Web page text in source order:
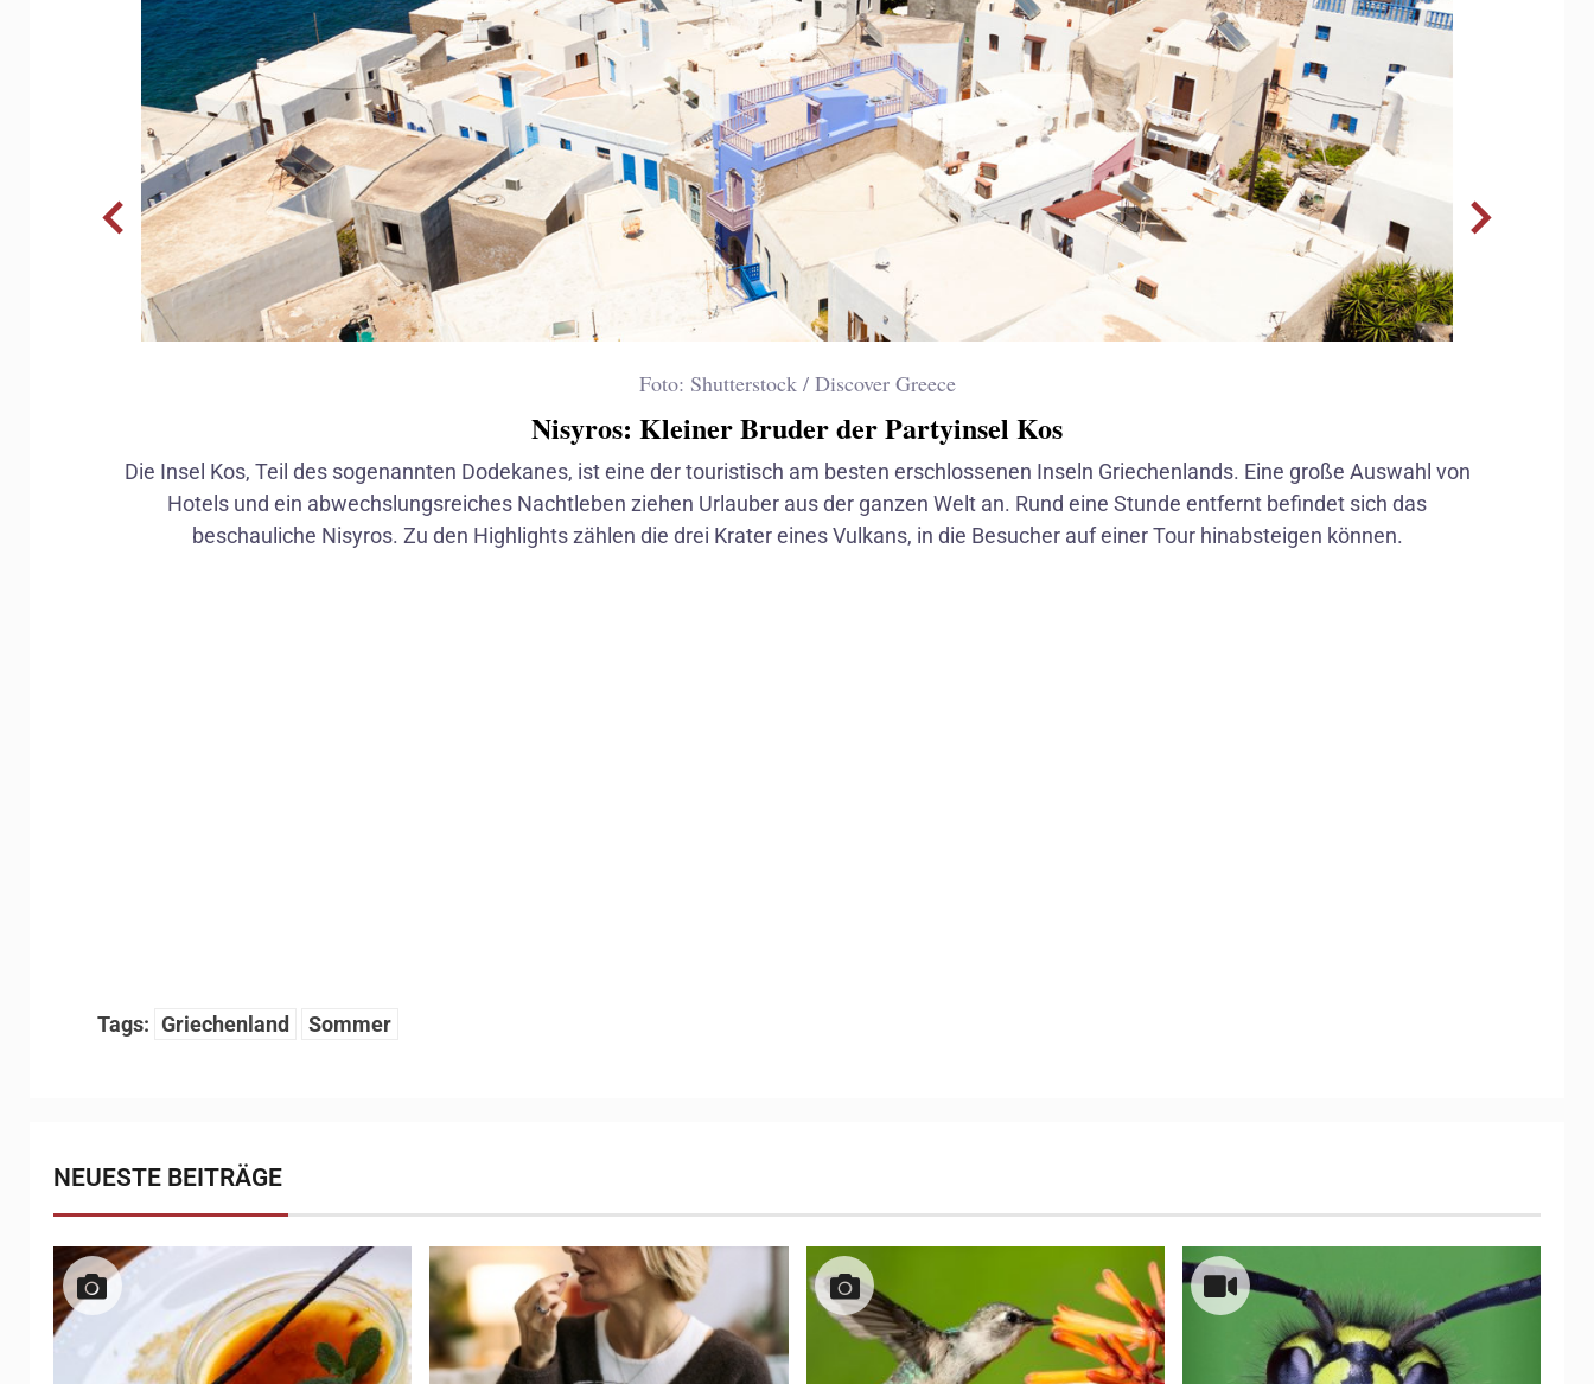
Foto: Shutterstock / Discover Greece
Nisyros: Kleiner Bruder der Partyinsel Kos
Die Insel Kos, Teil des sogenannten Dodekanes, ist eine der touristisch am besten erschlossenen Inseln Griechenlands. Eine große Auswahl von
Hotels und ein abwechslungsreiches Nachtleben ziehen Urlauber aus der ganzen Welt an. Rund eine Stunde entfernt befindet sich das
beschauliche Nisyros. Zu den Highlights zählen die drei Krater eines Vulkans, in die Besucher auf einer Tour hinabsteigen können.
Tags: Griechenland Sommer
NEUESTE BEITRÄGE